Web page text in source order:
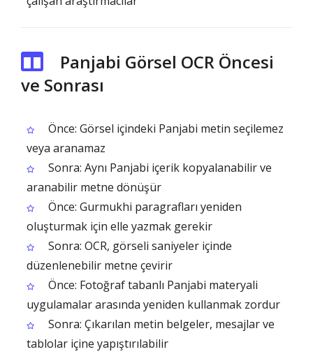
Panjabi Görsel OCR Öncesi
ve Sonrası
Önce: Görsel içindeki Panjabi metin seçilemez
veya aranamaz
Sonra: Aynı Panjabi içerik kopyalanabilir ve
aranabilir metne dönüşür
Önce: Gurmukhi paragrafları yeniden
oluşturmak için elle yazmak gerekir
Sonra: OCR, görseli saniyeler içinde
düzenlenebilir metne çevirir
Önce: Fotoğraf tabanlı Panjabi materyali
uygulamalar arasında yeniden kullanmak zordur
Sonra: Çıkarılan metin belgeler, mesajlar ve
tablolar içine yapıştırılabilir